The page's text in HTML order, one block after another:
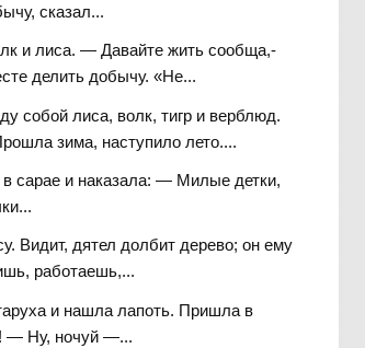
сказал...
и лиса. — Давайте жить сообща,-
делить добычу. «Не...
собой лиса, волк, тигр и верблюд.
зима, наступило лето....
в сарае и наказала: — Милые детки,
Видит, дятел долбит дерево; он ему
работаешь,...
и нашла лапоть. Пришла в
— Ну, ночуй —...